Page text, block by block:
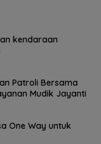
kendaraan
Patroli Bersama
Mudik Jayanti
One Way untuk